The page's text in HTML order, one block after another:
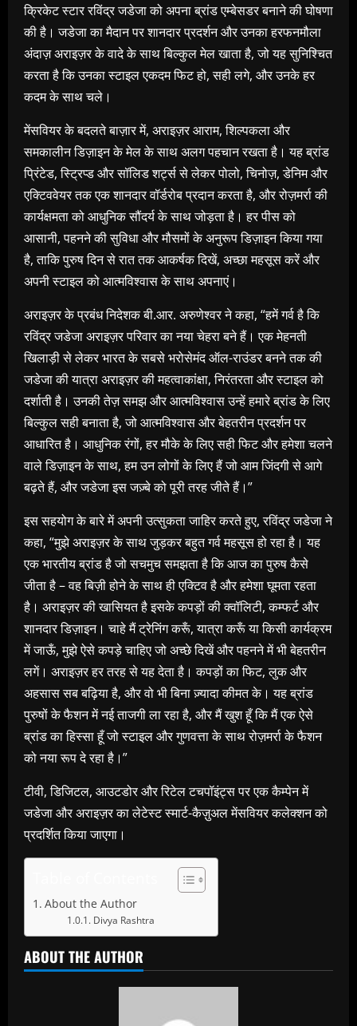
क्रिकेट स्‍टार रविंद्र जडेजा को अपना ब्रांड एम्बेसडर बनाने की घोषणा
की है। जडेजा का मैदान पर शानदार प्रदर्शन और उनका हरफनमौला
अंदाज़ अराइज़र के वादे के साथ बिल्‍कुल मेल खाता है, जो यह सुनिश्चित
करता है कि उनका स्टाइल एकदम फिट हो, सही लगे, और उनके हर
कदम के साथ चले।
मेंसवियर के बदलते बाज़ार में, अराइज़र आराम, शिल्पकला और
समकालीन डिज़ाइन के मेल के साथ अलग पहचान रखता है। यह ब्रांड
प्रिंटेड, स्ट्रिप्‍ड और सॉलिड शर्ट्स से लेकर पोलो, चिनोज़, डेनिम और
एक्टिववेयर तक एक शानदार वॉर्डरोब प्रदान करता है, और रोज़मर्रा की
कार्यक्षमता को आधुनिक सौंदर्य के साथ जोड़ता है। हर पीस को
आसानी, पहनने की सुविधा और मौसमों के अनुरूप डिज़ाइन किया गया
है, ताकि पुरुष दिन से रात तक आकर्षक दिखें, अच्छा महसूस करें और
अपनी स्‍टाइल को आत्मविश्वास के साथ अपनाएं।
अराइज़र के प्रबंध निदेशक बी.आर. अरुणेश्वर ने कहा, “हमें गर्व है कि
रविंद्र जडेजा अराइज़र परिवार का नया चेहरा बने हैं। एक मेहनती
खिलाड़ी से लेकर भारत के सबसे भरोसेमंद ऑल-राउंडर बनने तक की
जडेजा की यात्रा अराइज़र की महत्वाकांक्षा, निरंतरता और स्टाइल को
दर्शाती है। उनकी तेज़ समझ और आत्मविश्वास उन्हें हमारे ब्रांड के लिए
बिल्कुल सही बनाता है, जो आत्मविश्वास और बेहतरीन प्रदर्शन पर
आधारित है। आधुनिक रंगों, हर मौके के लिए सही फिट और हमेशा चलने
वाले डिज़ाइन के साथ, हम उन लोगों के लिए हैं जो आम जिंदगी से आगे
बढ़ते हैं, और जडेजा इस जज़्बे को पूरी तरह जीते हैं।”
इस सहयोग के बारे में अपनी उत्सुकता जाहिर करते हुए, रविंद्र जडेजा ने
कहा, “मुझे अराइज़र के साथ जुड़कर बहुत गर्व महसूस हो रहा है। यह
एक भारतीय ब्रांड है जो सचमुच समझता है कि आज का पुरुष कैसे
जीता है – वह बिज़ी होने के साथ ही एक्टिव है और हमेशा घूमता रहता
है। अराइज़र की खासियत है इसके कपड़ों की क्‍वॉलिटी, कम्‍फर्ट और
शानदार डिज़ाइन। चाहे मैं ट्रेनिंग करूँ, यात्रा करूँ या किसी कार्यक्रम
में जाऊँ, मुझे ऐसे कपड़े चाहिए जो अच्छे दिखें और पहनने में भी बेहतरीन
लगें। अराइज़र हर तरह से यह देता है। कपड़ों का फिट, लुक और
अहसास सब बढ़िया है, और वो भी बिना ज़्यादा कीमत के। यह ब्रांड
पुरुषों के फैशन में नई ताजगी ला रहा है, और मैं खुश हूँ कि मैं एक ऐसे
ब्रांड का हिस्सा हूँ जो स्टाइल और गुणवत्ता के साथ रोज़मर्रा के फैशन
को नया रूप दे रहा है।”
टीवी, डिजिटल, आउटडोर और रिटेल टचपॉइंट्स पर एक कैम्‍पेन में
जडेजा और अराइज़र का लेटेस्‍ट स्मार्ट-कैज़ुअल मेंसवियर कलेक्‍शन को
प्रदर्शित किया जाएगा।
About the Author
Divya Rashtra
ABOUT THE AUTHOR